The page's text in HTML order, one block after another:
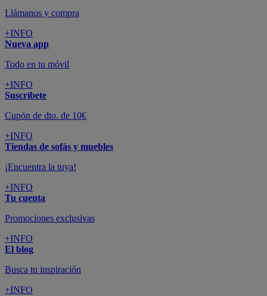
Llámanos y compra
+INFO
Nueva app
Todo en tu móvil
+INFO
Suscríbete
Cupón de dto. de 10€
+INFO
Tiendas de sofás y muebles
¡Encuentra la tuya!
+INFO
Tu cuenta
Promociones exclusivas
+INFO
El blog
Busca tu inspiración
+INFO